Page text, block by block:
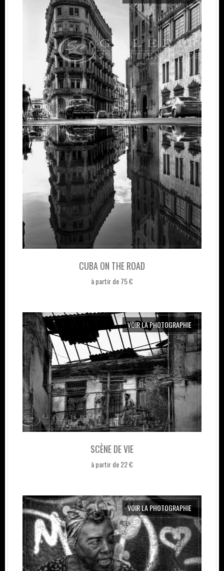
CUBA ON THE ROAD
à partir de 75 €
SCÈNE DE VIE
à partir de 22 €
VOIR LA PHOTOGRAPHIE
VOIR LA PHOTOGRAPHIE